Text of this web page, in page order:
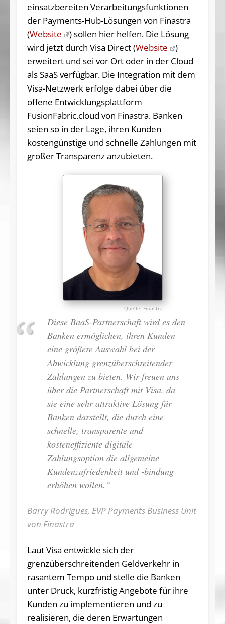
einsatzbereiten Verarbeitungsfunktionen
der Payments-Hub-Lösungen von Finastra
(Website
) sollen hier helfen. Die Lösung
wird jetzt durch Visa Direct (Website
)
erweitert und sei vor Ort oder in der Cloud
als SaaS verfügbar. Die Integration mit dem
Visa-Netzwerk erfolge dabei über die
offene Entwicklungsplattform
FusionFabric.cloud von Finastra. Banken
seien so in der Lage, ihren Kunden
kostengünstige und schnelle Zahlungen mit
großer Transparenz anzubieten.
Finastra
Diese BaaS-Partnerschaft wird es den
Banken ermöglichen, ihren Kunden
eine größere Auswahl bei der
Abwicklung grenzüberschreitender
Zahlungen zu bieten. Wir freuen uns
über die Partnerschaft mit Visa, da
sie eine sehr attraktive Lösung für
Banken darstellt, die durch eine
schnelle, transparente und
kosteneffiziente digitale
Zahlungsoption die allgemeine
Kundenzufriedenheit und -bindung
erhöhen wollen.“
Barry Rodrigues, EVP Payments Business Unit
von Finastra
Laut Visa entwickle sich der
grenzüberschreitenden Geldverkehr in
rasantem Tempo und stelle die Banken
unter Druck, kurzfristig Angebote für ihre
Kunden zu implementieren und zu
realisieren, die deren Erwartungen